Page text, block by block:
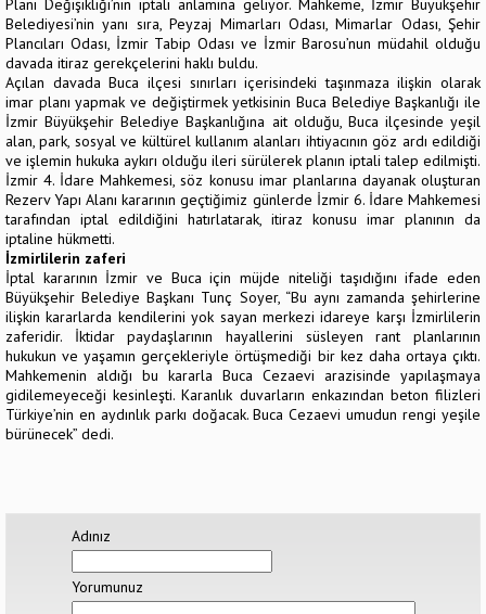
Planı Değişikliği’nin iptali anlamına geliyor. Mahkeme, İzmir Büyükşehir
Belediyesi’nin yanı sıra, Peyzaj Mimarları Odası, Mimarlar Odası, Şehir
Plancıları Odası, İzmir Tabip Odası ve İzmir Barosu’nun müdahil olduğu
davada itiraz gerekçelerini haklı buldu.
Açılan davada Buca ilçesi sınırları içerisindeki taşınmaza ilişkin olarak
imar planı yapmak ve değiştirmek yetkisinin Buca Belediye Başkanlığı ile
İzmir Büyükşehir Belediye Başkanlığına ait olduğu, Buca ilçesinde yeşil
alan, park, sosyal ve kültürel kullanım alanları ihtiyacının göz ardı edildiği
ve işlemin hukuka aykırı olduğu ileri sürülerek planın iptali talep edilmişti.
İzmir 4. İdare Mahkemesi, söz konusu imar planlarına dayanak oluşturan
Rezerv Yapı Alanı kararının geçtiğimiz günlerde İzmir 6. İdare Mahkemesi
tarafından iptal edildiğini hatırlatarak, itiraz konusu imar planının da
iptaline hükmetti.
İzmirlilerin zaferi
İptal kararının İzmir ve Buca için müjde niteliği taşıdığını ifade eden
Büyükşehir Belediye Başkanı Tunç Soyer, “Bu aynı zamanda şehirlerine
ilişkin kararlarda kendilerini yok sayan merkezi idareye karşı İzmirlilerin
zaferidir. İktidar paydaşlarının hayallerini süsleyen rant planlarının
hukukun ve yaşamın gerçekleriyle örtüşmediği bir kez daha ortaya çıktı.
Mahkemenin aldığı bu kararla Buca Cezaevi arazisinde yapılaşmaya
gidilemeyeceği kesinleşti. Karanlık duvarların enkazından beton filizleri
Türkiye’nin en aydınlık parkı doğacak. Buca Cezaevi umudun rengi yeşile
bürünecek” dedi.
Adınız
Yorumunuz